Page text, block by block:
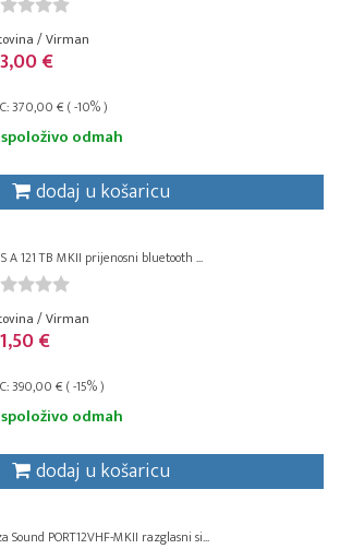
/ Virman
€
370,00 € ( -10% )
odmah
dodaj u košaricu
A 121 TB MKII prijenosni bluetooth ...
/ Virman
€
390,00 € ( -15% )
odmah
dodaj u košaricu
Sound PORT12VHF-MKII razglasni si...